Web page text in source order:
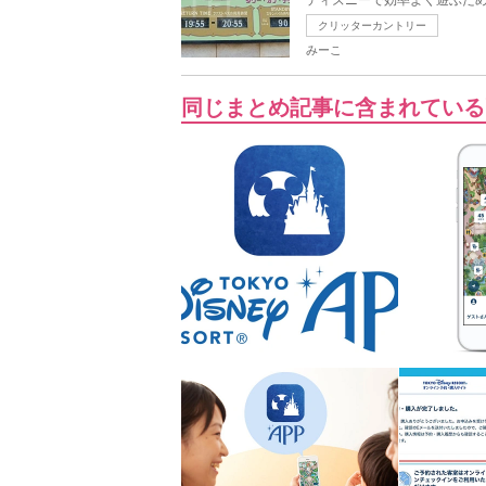
クリッターカントリー
みーこ
同じまとめ記事に含まれてい